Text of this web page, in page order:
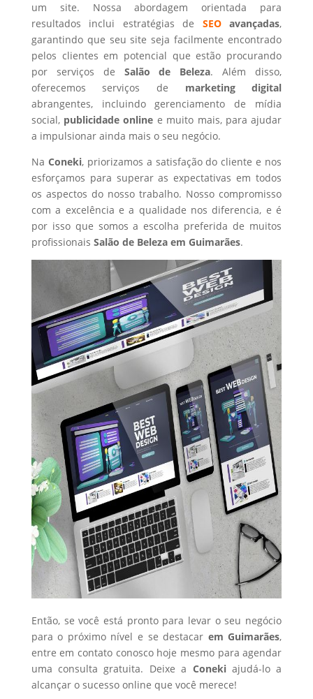
um site. Nossa abordagem orientada para
resultados inclui estratégias de SEOavançadas,
garantindo que seu site seja facilmente encontrado
pelos clientes em potencial que estão procurando
por serviços de Salão de Beleza. Além disso,
oferecemos serviços de marketing digital
abrangentes, incluindo gerenciamento de mídia
social, publicidade online e muito mais, para ajudar
a impulsionar ainda mais o seu negócio.
Na Coneki, priorizamos a satisfação do cliente e nos
esforçamos para superar as expectativas em todos
os aspectos do nosso trabalho. Nosso compromisso
com a excelência e a qualidade nos diferencia, e é
por isso que somos a escolha preferida de muitos
profissionais Salão de Belezaem Guimarães.
Então, se você está pronto para levar o seu negócio
para o próximo nível e se destacar em Guimarães,
entre em contato conosco hoje mesmo para agendar
uma consulta gratuita. Deixe a Conekiajudá-lo a
alcançar o sucesso online que você merece!